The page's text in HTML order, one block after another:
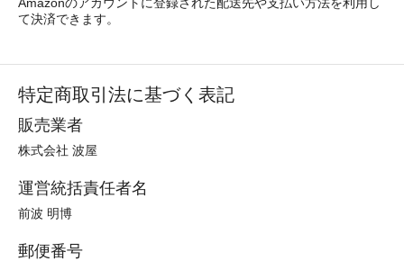
て決済できます。
特定商取引法に基づく表記
販売業者
株式会社 波屋
運営統括責任者名
前波 明博
郵便番号